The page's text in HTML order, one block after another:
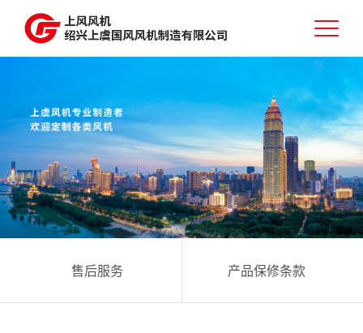
售后服务 产品保修条款